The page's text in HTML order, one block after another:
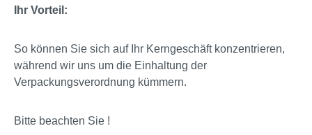
Ihr Vorteil:
So können Sie sich auf Ihr Kerngeschäft konzentrieren,
während wir uns um die Einhaltung der
Verpackungsverordnung kümmern.
Bitte beachten Sie !